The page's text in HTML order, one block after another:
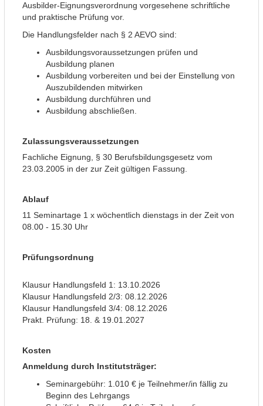
Ausbilder-Eignungsverordnung vorgesehene schriftliche
und praktische Prüfung vor.
Die Handlungsfelder nach § 2 AEVO sind:
Ausbildungsvoraussetzungen prüfen und
Ausbildung planen
Ausbildung vorbereiten und bei der Einstellung von
Auszubildenden mitwirken
Ausbildung durchführen und
Ausbildung abschließen.
Zulassungsveraussetzungen
Fachliche Eignung, § 30 Berufsbildungsgesetz vom
23.03.2005 in der zur Zeit gültigen Fassung
Ablauf
11 Seminartage 1 x wöchentlich dienstags in der Zeit von
08.00 - 15.30 Uhr
Prüfungsordnung
Klausur Handlungsfeld 1: 13.10.2026
Klausur Handlungsfeld 2/3: 08.12.2026
Klausur Handlungsfeld 3/4: 08.12.2026
Prakt. Prüfung: 18. & 19.01.2027
Kosten
Anmeldung durch Institutsträger:
Seminargebühr: 1.010 € je Teilnehmer/in fällig zu
Beginn des Lehrgangs